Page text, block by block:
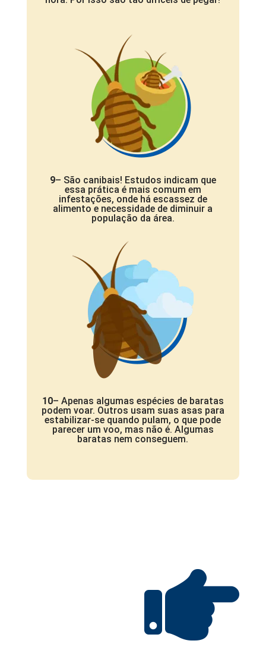
9– São canibais! Estudos indicam que
essa prática é mais comum em
infestações, onde há escassez de
alimento e necessidade de diminuir a
população da área.
10– Apenas algumas espécies de baratas
podem voar. Outros usam suas asas para
estabilizar-se quando pulam, o que pode
parecer um voo, mas não é. Algumas
baratas nem conseguem.
